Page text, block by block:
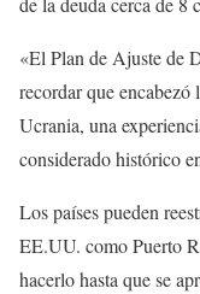
«El Plan de Ajuste de
recordar que encabezó
Ucrania, una
considerado histórico
Los países pueden
EE.UU. como Puerto
hacerlo hasta que se